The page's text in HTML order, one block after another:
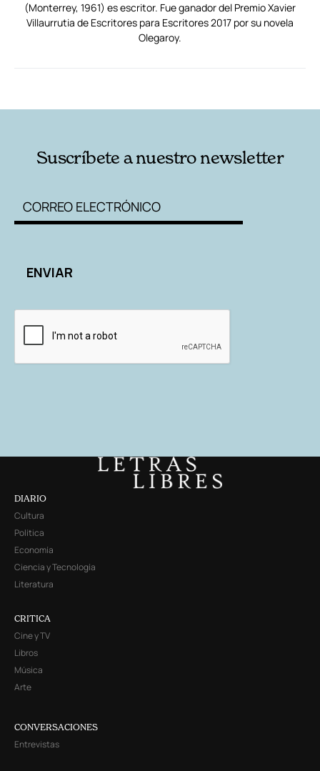
(Monterrey, 1961) es escritor. Fue ganador del Premio Xavier
Villaurrutia de Escritores para Escritores 2017 por su novela
Olegaroy.
Suscríbete a nuestro newsletter
DIARIO
Cultura
Política
Economía
Ciencia y Tecnología
Literatura
CRITICA
Cine y TV
Libros
Música
Arte
CONVERSACIONES
Entrevistas